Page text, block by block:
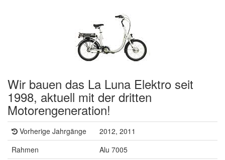
Wir bauen das La Luna Elektro seit
1998, aktuell mit der dritten
Motorengeneration!
Vorherige Jahrgänge
2012, 2011
Rahmen
Alu 7005